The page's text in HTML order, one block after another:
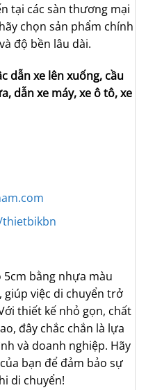
tại các sàn thương mại
chọn sản phẩm chính
độ bền lâu dài.
dẫn xe lên xuống, cầu
dẫn xe máy, xe ô tô, xe
thietbikbn
5cm bằng nhựa màu
việc di chuyển trở
thiết kế nhỏ gọn, chất
đây chắc chắn là lựa
và doanh nghiệp. Hãy
bạn để đảm bảo sự
di chuyển!